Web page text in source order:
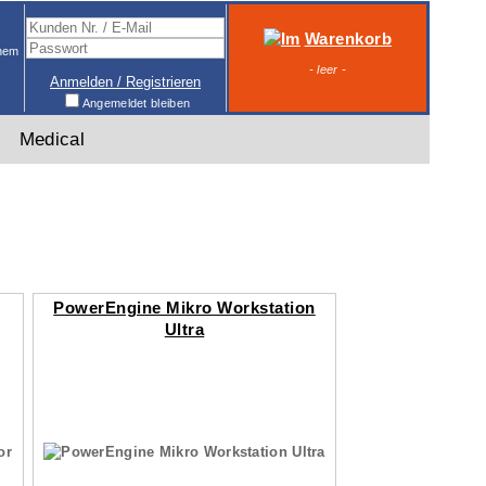
Anmelden / Registrieren
Angemeldet bleiben
Warenkorb
- leer -
Medical
PowerEngine Mikro Workstation
Ultra